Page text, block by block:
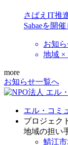
さばえIT推
Sabaeを開催
お知
地域 ×
more
お知らせ一覧へ
エル・コミ
プロジェク
地域の担い
鯖江